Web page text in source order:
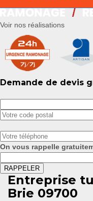
Voir nos réalisations
Demande de devis
On vous rappelle
Entreprise
Brie 09700